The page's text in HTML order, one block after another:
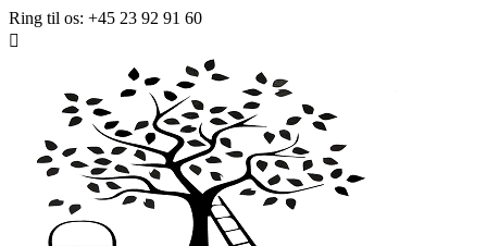
Ring til os: +45 23 92 91 60
